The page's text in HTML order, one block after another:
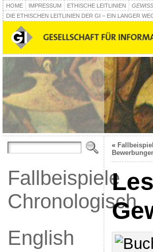
HOME IMPRESSUM ETHISCHE LEITLINIEN
DIE ETHISCHEN LEITLINIEN DER GI – EIN LANGER
Fallbeispiele
Chronologisch
English
«